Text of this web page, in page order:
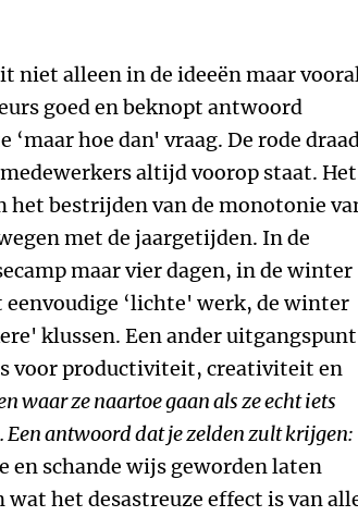
niet alleen in de ideeën maar
goed en beknopt antwoord
‘maar hoe dan' vraag. De rode
altijd voorop staat. Het
het bestrijden van de monotonie
met de jaargetijden. In de
maar vier dagen, in de winter
eenvoudige ‘lichte' werk, de winter
klussen. Een ander uitgangspunt
voor productiviteit, creativiteit en
waar ze naartoe gaan als ze echt iets
antwoord dat je zelden zult krijgen:
en schande wijs geworden laten
het desastreuze effect is van